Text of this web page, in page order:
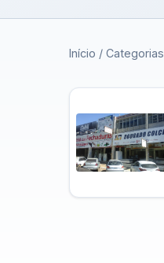
Início / Categorias